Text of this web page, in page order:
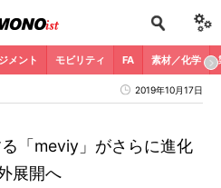
メント モビリティ FA 素材／化学
2019年10月17日
「meviy」がさらに進化
展開へ